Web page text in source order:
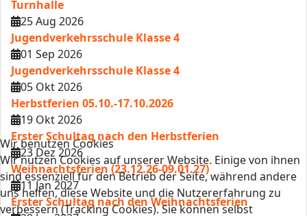
Turnhalle
25 Aug 2026
Jugendverkehrsschule Klasse 4
01 Sep 2026
Jugendverkehrsschule Klasse 4
05 Okt 2026
Herbstferien 05.10.-17.10.2026
19 Okt 2026
Erster Schultag nach den Herbstferien
23 Dez 2026
Weihnachtsferien (23.12.26-09.01.27)
11 Jan 2027
Erster Schultag nach den Weihnachtsferien
Wir benutzen Cookies
Wir nutzen Cookies auf unserer Website. Einige von ihnen
sind essenziell für den Betrieb der Seite, während andere
uns helfen, diese Website und die Nutzererfahrung zu
verbessern (Tracking Cookies). Sie können selbst